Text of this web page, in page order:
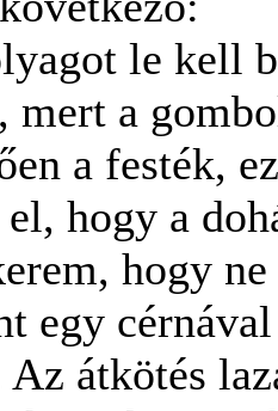
le kell
mert a
a festék,
hogy a
hogy
egy
átkötés